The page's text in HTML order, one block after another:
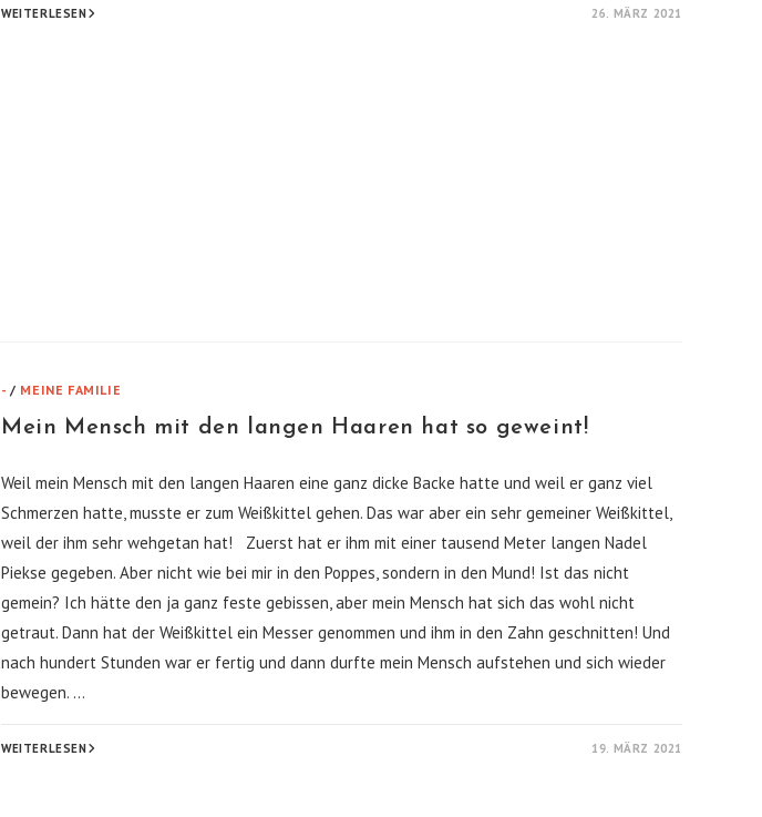
26. MÄRZ 2021
WEITERLESENDIE
- / MEINE FAMILIE
Mein Mensch mit den langen Haaren hat so geweint!
Weil mein Mensch mit den langen Haaren eine ganz dicke Backe hatte und weil er ganz viel
Schmerzen hatte, musste er zum Weißkittel gehen. Das war aber ein sehr gemeiner Weißkittel,
weil der ihm sehr wehgetan hat! Zuerst hat er ihm mit einer tausend Meter langen Nadel
Piekse gegeben. Aber nicht wie bei mir in den Poppes, sondern in den Mund! Ist das nicht
gemein? Ich hätte den ja ganz feste gebissen, aber mein Mensch hat sich das wohl nicht
getraut. Dann hat der Weißkittel ein Messer genommen und ihm in den Zahn geschnitten! Und
nach hundert Stunden war er fertig und dann durfte mein Mensch aufstehen und sich wieder
bewegen. …
19. MÄRZ 2021
WEITERLESENMEIN